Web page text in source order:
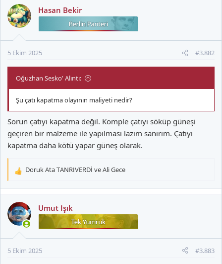
Hasan Bekir
5 Ekim 2025 #3.882
Oğuzhan Sesko' Alıntı:
Şu çatı kapatma olayının maliyeti nedir?
Sorun çatıyı kapatma değil. Komple çatıyı söküp güneşi
geçiren bir malzeme ile yapılması lazım sanırım. Çatıyı
kapatma daha kötü yapar güneş olarak.
T
k
i
l
:
Doruk Ata TANRIVERDİ veAli Gece
Umut Işık
5 Ekim 2025 #3.883